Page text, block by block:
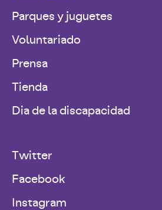
Parques y juguetes
Voluntariado
Prensa
Tienda
Dia de la discapacidad
Twitter
Facebook
Instagram